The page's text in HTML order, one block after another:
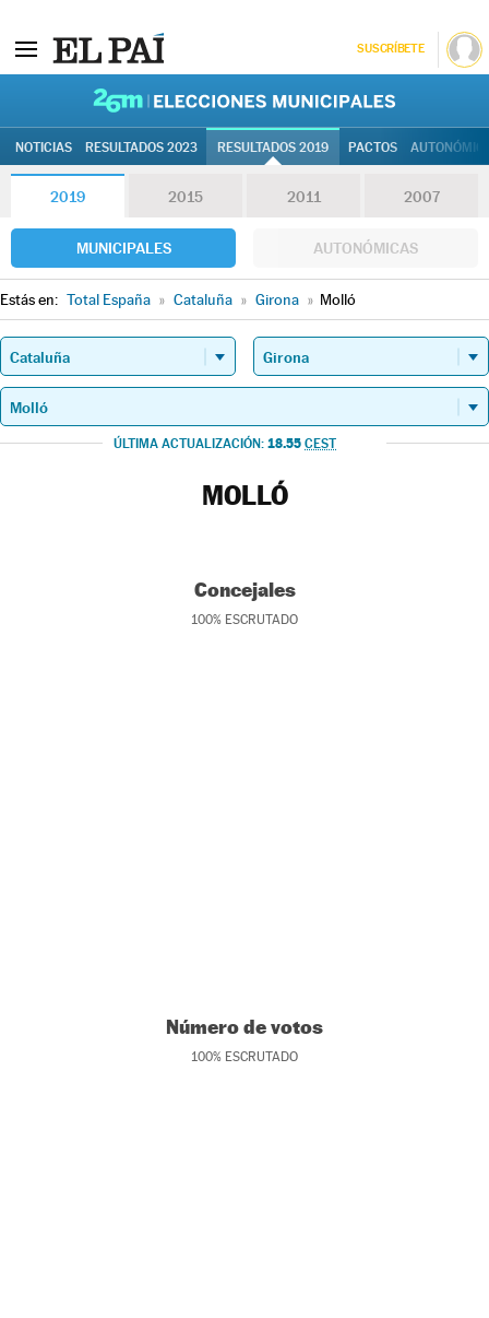
SUSCRÍBETE
NOTICIAS RESULTADOS 2023 RESULTADOS 2019 PACTOS
2019 2015 2011 2007
MUNICIPALES AUTONÓMICAS
Estás en: Total España » Cataluña » Girona » Molló
ÚLTIMA ACTUALIZACIÓN: 18.55 CEST
MOLLÓ
Concejales
100% ESCRUTADO
Número de votos
100% ESCRUTADO